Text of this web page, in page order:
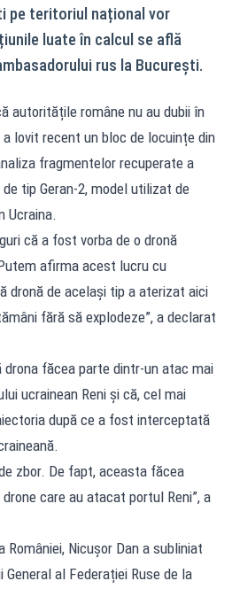
pe teritoriul național vor
luate în calcul se află
rus la București.
autoritățile române nu au dubii în
lovit recent un bloc de locuințe din
fragmentelor recuperate a
tip Geran-2, model utilizat de
Ucraina.
că a fost vorba de o dronă
afirma acest lucru cu
dronă de acelaşi tip a aterizat aici
fără să explodeze”, a declarat
făcea parte dintr-un atac mai
ucrainean Reni și că, cel mai
după ce a fost interceptată
zbor. De fapt, aceasta făcea
care au atacat portul Reni”, a
Nicușor Dan a subliniat
al Federației Ruse de la